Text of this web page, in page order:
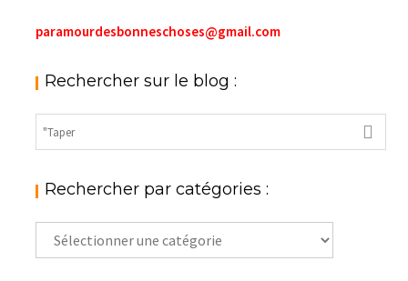
paramourdesbonneschoses@gmail.com
Rechercher sur le blog :
Rechercher par catégories :
Rechercher
par